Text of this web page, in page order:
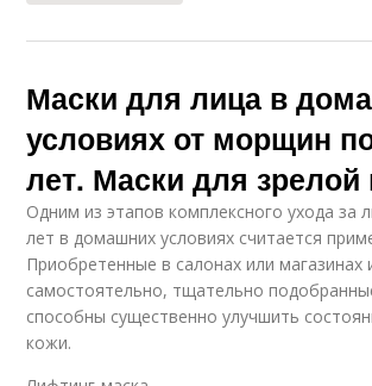
Маски для лица в
условиях от морщин
лет. Маски для зрелой
Одним из этапов комплексного ухода за
лет в домашних условиях считается
Приобретенные в салонах или магазинах
самостоятельно, тщательно
способны существенно улучшить
кожи.